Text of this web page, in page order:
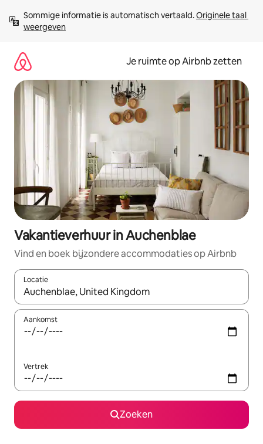
direct
naar
Sommige informatie is automatisch vertaald. Originele taal
weergeven
Je ruimte op Airbnb zetten
Vakantieverhuur in Auchenblae
Vind en boek bijzondere accommodaties op Airbnb
Locatie
Wanneer er suggesties beschikbaar zijn, maak je een keuze
Aankomst
Vertrek
Zoeken